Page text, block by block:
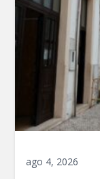
ago 4, 2026